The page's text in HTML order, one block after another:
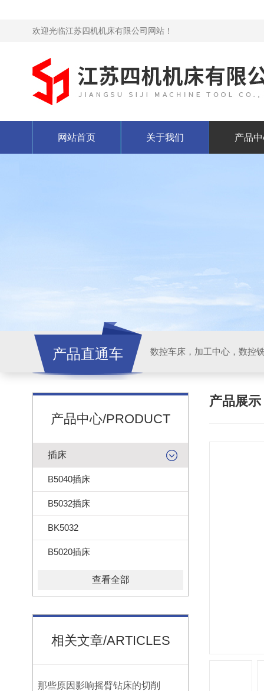
欢迎光临江苏四机机床有限公司网站！
网站首页 关于我们 产品
产品直通车
产品中心/PRODUCT
插床
B5040插床
B5032插床
BK5032
B5020插床
查看全部
相关文章/ARTICLES
那些原因影响摇臂钻床的切削
产品展示